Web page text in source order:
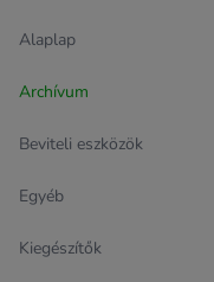
Alaplap
Archívum
Beviteli eszközök
Egyéb
Kiegészítők